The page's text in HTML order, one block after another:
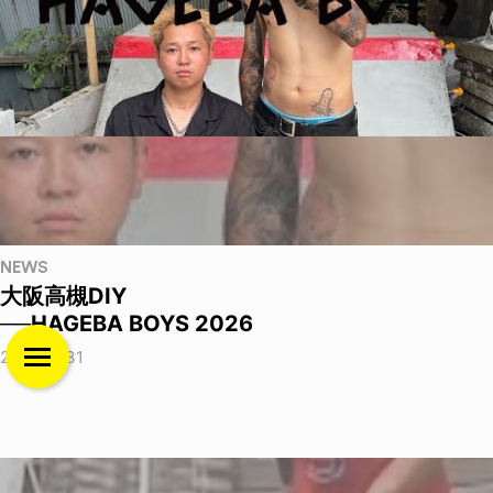
NEWS
大阪高槻DIY
──HAGEBA BOYS 2026
2026.07.31